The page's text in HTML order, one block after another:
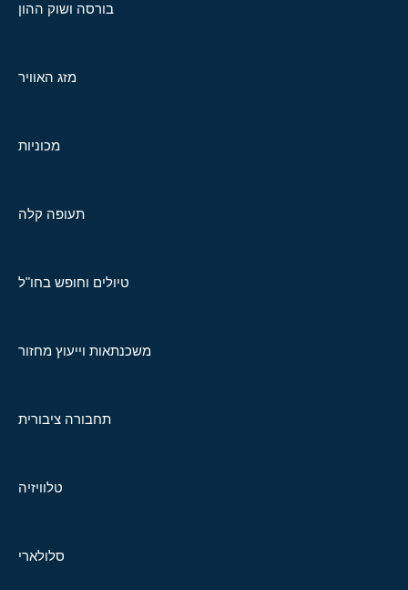
בורסה ושוק ההון
מזג האוויר
מכוניות
תעופה קלה
טיולים וחופש בחו"ל
משכנתאות וייעוץ מחזור
תחבורה ציבורית
טלוויזיה
סלולארי